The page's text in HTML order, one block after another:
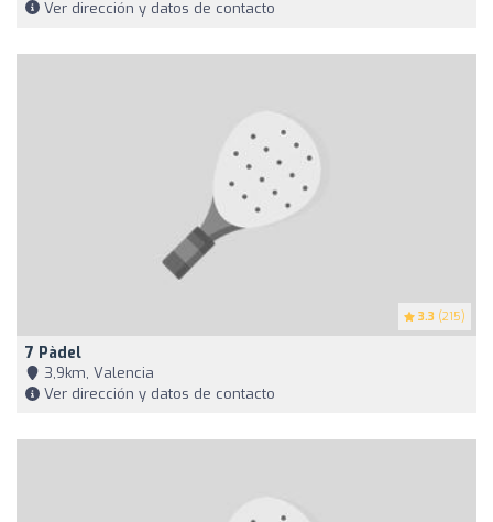
Ver dirección y datos de contacto
3.3 (215)
7 Pàdel
3,9km, Valencia
Ver dirección y datos de contacto